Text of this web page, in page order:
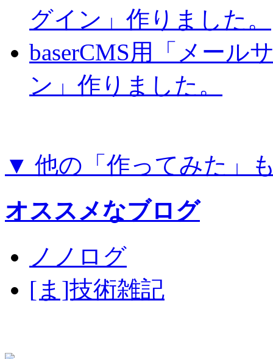
グイン」作りました。
baserCMS用「メール
ン」作りました。
▼ 他の「作ってみた」
オススメなブログ
ノノログ
[ま]技術雑記